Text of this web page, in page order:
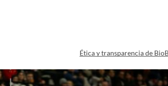
Ética y transparencia de